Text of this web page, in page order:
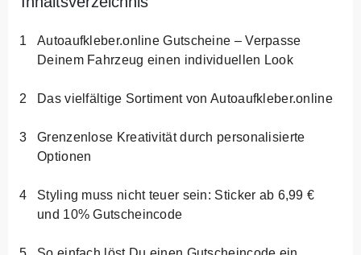
Autoaufkleber.online Gutscheine – Verpasse
Deinem Fahrzeug einen individuellen Look
Das vielfältige Sortiment von Autoaufkleber.online
Grenzenlose Kreativität durch personalisierte
Optionen
Styling muss nicht teuer sein: Sticker ab 6,99 €
und 10% Gutscheincode